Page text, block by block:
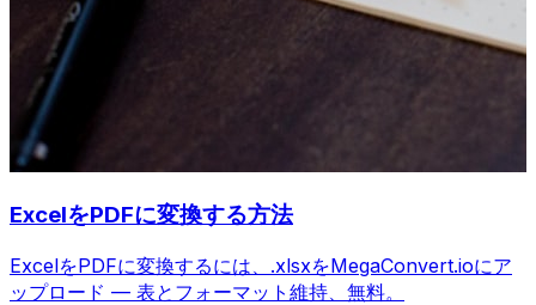
ExcelをPDFに変換する方法
ExcelをPDFに変換するには、.xlsxをMegaConvert.ioにア
ップロード — 表とフォーマット維持、無料。